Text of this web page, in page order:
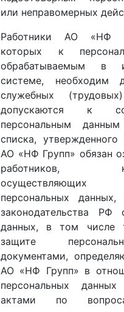
или неправомерных
Работники АО «НФ
которых к
обрабатываемым в
системе, необходим
служебных
допускаются к
персональным
списка,
АО «НФ Групп» обязан
работников,
персональных
законодательства РФ
данных, в том числе
защите
документами,
АО «НФ Групп» в
персональных
актами по